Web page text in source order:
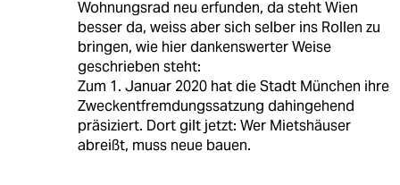
Wohnungsrad neu erfunden, da steht Wien
besser da, weiss aber sich selber ins Rollen zu
bringen, wie hier dankenswerter Weise
geschrieben steht:
Zum 1. Januar 2020 hat die Stadt München ihre
Zweckentfremdungssatzung dahingehend
präsiziert. Dort gilt jetzt: Wer Mietshäuser
abreißt, muss neue bauen.